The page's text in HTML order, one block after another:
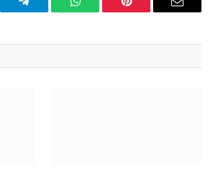
Telegram WhatsAppPinterest Email